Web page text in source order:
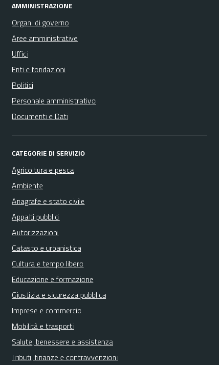
AMMINISTRAZIONE
Organi di governo
Aree amministrative
Uffici
Enti e fondazioni
Politici
Personale amministrativo
Documenti e Dati
CATEGORIE DI SERVIZIO
Agricoltura e pesca
Ambiente
Anagrafe e stato civile
Appalti pubblici
Autorizzazioni
Catasto e urbanistica
Cultura e tempo libero
Educazione e formazione
Giustizia e sicurezza pubblica
Imprese e commercio
Mobilità e trasporti
Salute, benessere e assistenza
Tributi, finanze e contravvenzioni